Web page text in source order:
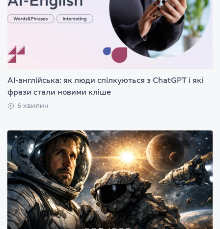
AI-англійська: як люди спілкуються з ChatGPT і які
фрази стали новими кліше
6 хвилин